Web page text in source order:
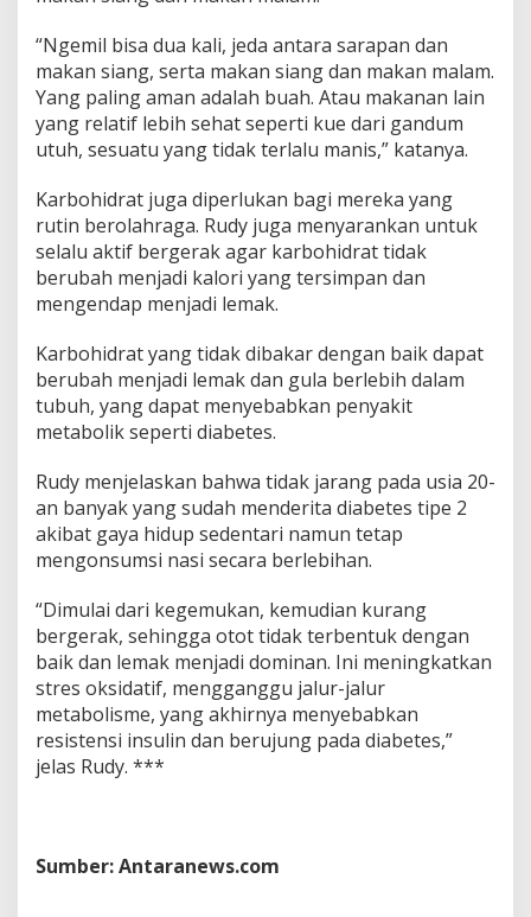
“Ngemil bisa dua kali, jeda antara sarapan dan
makan siang, serta makan siang dan makan malam.
Yang paling aman adalah buah. Atau makanan lain
yang relatif lebih sehat seperti kue dari gandum
utuh, sesuatu yang tidak terlalu manis,” katanya.
Karbohidrat juga diperlukan bagi mereka yang
rutin berolahraga. Rudy juga menyarankan untuk
selalu aktif bergerak agar karbohidrat tidak
berubah menjadi kalori yang tersimpan dan
mengendap menjadi lemak.
Karbohidrat yang tidak dibakar dengan baik dapat
berubah menjadi lemak dan gula berlebih dalam
tubuh, yang dapat menyebabkan penyakit
metabolik seperti diabetes.
Rudy menjelaskan bahwa tidak jarang pada usia 20-
an banyak yang sudah menderita diabetes tipe 2
akibat gaya hidup sedentari namun tetap
mengonsumsi nasi secara berlebihan.
“Dimulai dari kegemukan, kemudian kurang
bergerak, sehingga otot tidak terbentuk dengan
baik dan lemak menjadi dominan. Ini meningkatkan
stres oksidatif, mengganggu jalur-jalur
metabolisme, yang akhirnya menyebabkan
resistensi insulin dan berujung pada diabetes,”
jelas Rudy. ***
Sumber: Antaranews.com